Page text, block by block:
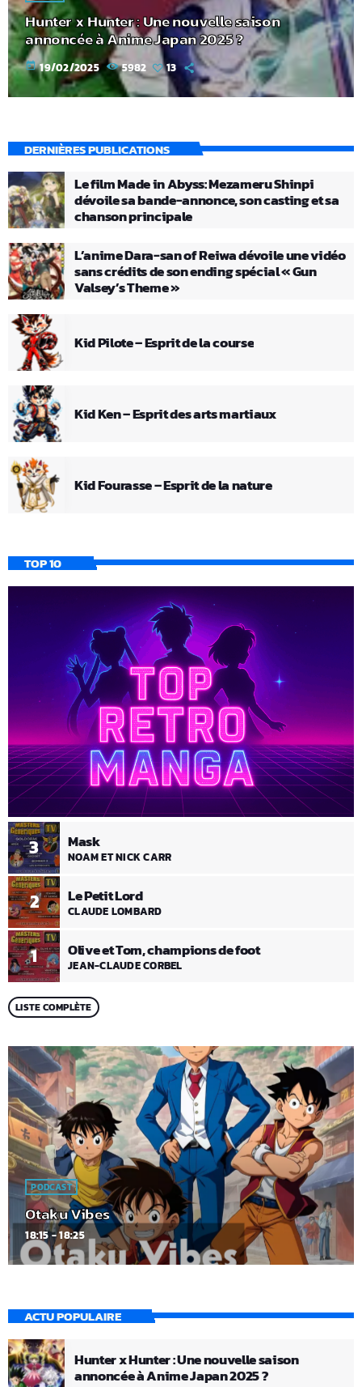
Hunter x Hunter : Une nouvelle saison
annoncée à Anime Japan 2025 ?
today 19/02/2025 5982 13
DERNIÈRES PUBLICATIONS
Le film Made in Abyss: Mezameru Shinpi
dévoile sa bande-annonce, son casting et sa
chanson principale
L’anime Dara-san of Reiwa dévoile une vidéo
sans crédits de son ending spécial « Gun
Valsey’s Theme »
Kid Pilote – Esprit de la course
Kid Ken – Esprit des arts martiaux
Kid Fourasse – Esprit de la nature
TOP 10
1 Olive et Tom, champions de foot
JEAN-CLAUDE CORBEL
2 Le Petit Lord
CLAUDE LOMBARD
3 Mask
NOAM ET NICK CARR
LISTE COMPLÈTE
PODCAST
Otaku Vibes
18:15 - 18:25
ACTU POPULAIRE
Hunter x Hunter : Une nouvelle saison
annoncée à Anime Japan 2025 ?